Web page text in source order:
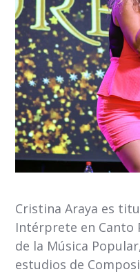
Cristina Araya es
Intérprete en Canto
de la Música
estudios de